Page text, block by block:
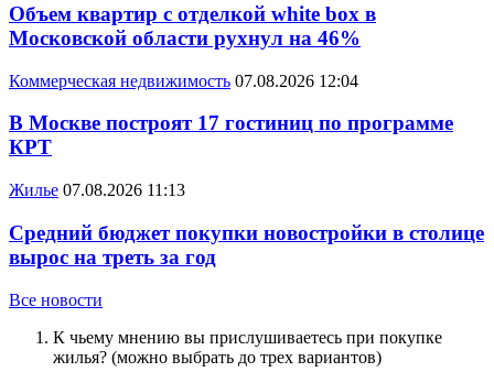
Объем квартир с отделкой white box в
Московской области рухнул на 46%
Коммерческая недвижимость 07.08.2026 12:04
В Москве построят 17 гостиниц по программе
КРТ
Жилье 07.08.2026 11:13
Средний бюджет покупки новостройки в столице
вырос на треть за год
Все новости
К чьему мнению вы прислушиваетесь при покупке
жилья? (можно выбрать до трех вариантов)